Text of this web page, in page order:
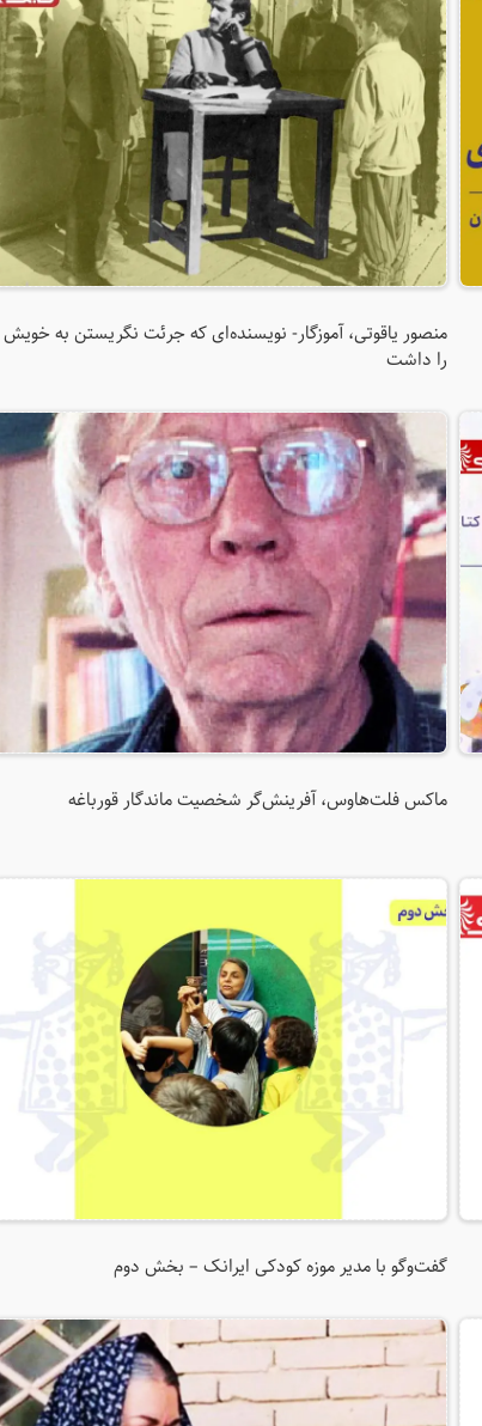
منصور یاقوتی، آموزگار- نویسنده‌ای که جرئت نگریستن به خویش
را داشت
ماکس فلت‌هاوس، آفرینش‌گر شخصیت ماندگار قورباغه
گفت‌و‌‌گو با مدیر موزه کودکی ایرانک – بخش دوم